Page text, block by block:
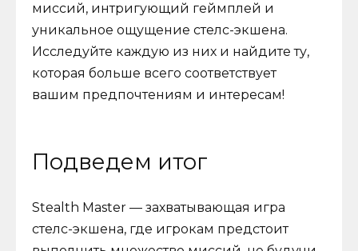
миссий, интригующий геймплей и
уникальное ощущение стелс-экшена.
Исследуйте каждую из них и найдите ту,
которая больше всего соответствует
вашим предпочтениям и интересам!
Подведем итог
Stealth Master — захватывающая игра
стелс-экшена, где игрокам предстоит